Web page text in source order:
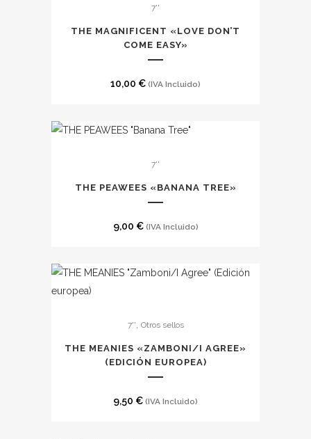
7''
THE MAGNIFICENT «LOVE DON’T
COME EASY»
10,00 € (IVA Incluido)
7''
THE PEAWEES «BANANA TREE»
9,00 € (IVA Incluido)
7'' Otros sellos
THE MEANIES «ZAMBONI​​​/​​​I AGREE»
(EDICI​Ó​N EUROPEA)
9,50 € (IVA Incluido)